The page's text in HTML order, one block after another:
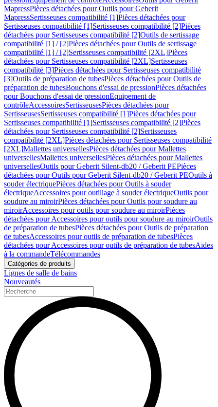
MapressPièces détachées pour Outils pour Geberit
MapressSertisseuses compatibilité [1]Pièces détachées pour
Sertisseuses compatibilité [1]Sertisseuses compatibilité [2]Pièces
détachées pour Sertisseuses compatibilité [2]Outils de sertissage
compatibilité [1] / [2]Pièces détachées pour Outils de sertissage
compatibilité [1] / [2]Sertisseuses compatibilité [2XL]Pièces
détachées pour Sertisseuses compatibilité [2XL]Sertisseuses
compatibilité [3]Pièces détachées pour Sertisseuses compatibilité
[3]Outils de préparation de tubesPièces détachées pour Outils de
préparation de tubesBouchons d'essai de pressionPièces détachées
pour Bouchons d'essai de pressionEquipement de
contrôleAccessoiresSertisseusesPièces détachées pour
SertisseusesSertisseuses compatibilité [1]Pièces détachées pour
Sertisseuses compatibilité [1]Sertisseuses compatibilité [2]Pièces
détachées pour Sertisseuses compatibilité [2]Sertisseuses
compatibilité [2XL]Pièces détachées pour Sertisseuses compatibilité
[2XL]Mallettes universellesPièces détachées pour Mallettes
universellesMallettes universellesPièces détachées pour Mallettes
universellesOutils pour Geberit Silent-db20 / Geberit PEPièces
détachées pour Outils pour Geberit Silent-db20 / Geberit PEOutils à
souder électriquePièces détachées pour Outils à souder
électriqueAccessoires pour outillage à souder électriqueOutils pour
soudure au miroirPièces détachées pour Outils pour soudure au
miroirAccessoires pour outils pour soudure au miroirPièces
détachées pour Accessoires pour outils pour soudure au miroirOutils
de préparation de tubesPièces détachées pour Outils de préparation
de tubesAccessoires pour outils de préparation de tubesPièces
détachées pour Accessoires pour outils de préparation de tubesAides
à la commandeTélécommandes
Catégories de produits
Lignes de salle de bains
Nouveautés